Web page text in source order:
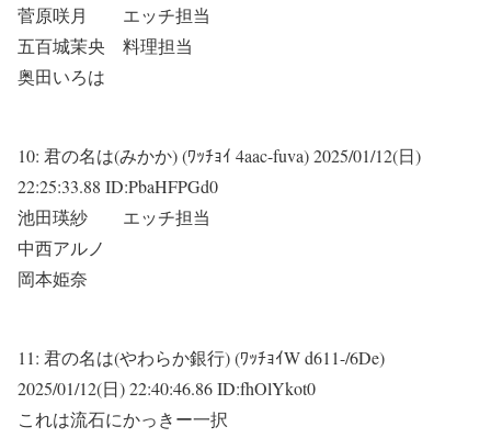
菅原咲月 エッチ担当
五百城茉央 料理担当
奥田いろは
10: 君の名は(みかか) (ﾜｯﾁｮｲ 4aac-fuva)2025/01/12(日)
22:25:33.88 ID:PbaHFPGd0
池田瑛紗 エッチ担当
中西アルノ
岡本姫奈
11: 君の名は(やわらか銀行) (ﾜｯﾁｮｲW d611-/6De)
2025/01/12(日) 22:40:46.86 ID:fhOlYkot0
これは流石にかっきー一択